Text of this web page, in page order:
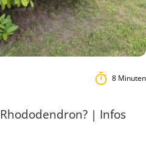
8 Minuten
| Infos